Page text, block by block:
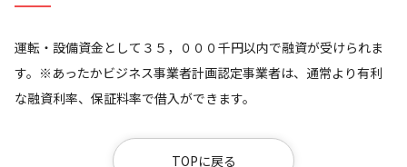
運転・設備資金として３５，０００千円以内で融資が受けられま
す。※あったかビジネス事業者計画認定事業者は、通常より有利
な融資利率、保証料率で借入ができます。
TOPに戻る